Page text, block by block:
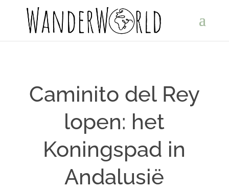
Caminito del Rey
lopen: het
Koningspad in
Andalusië